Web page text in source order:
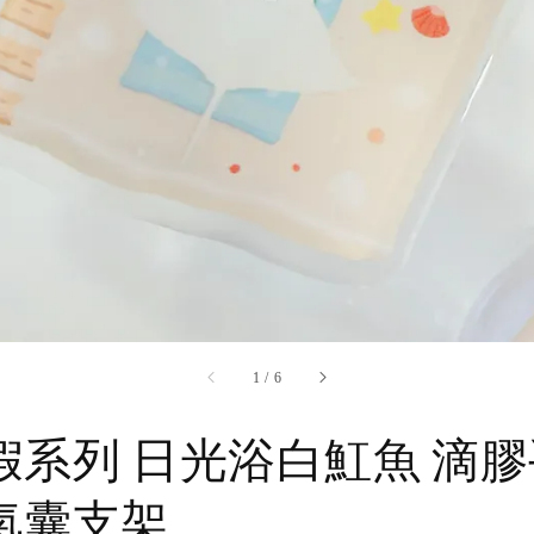
1 / accessibility.of
6
系列 日光浴白魟魚 滴
囊支架